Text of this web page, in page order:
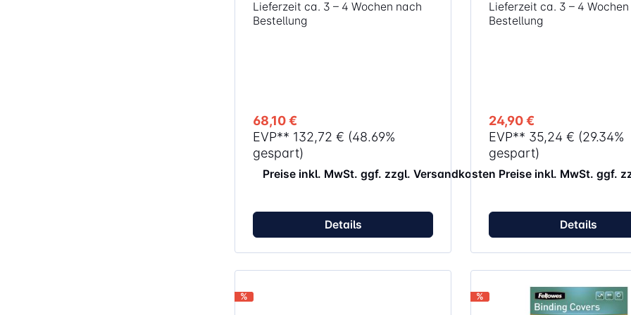
akkurate Ausrichtung der Dokumente
Innovative Dokument- und
Lieferzeit ca. 3 – 4 Wochen nach
Bestellung
68,10 €
EVP** 132,72 € (48.69%
gespart)
Preise inkl. MwSt. ggf. zzgl. Versandkosten
Details
Leichtes/mittelschweres 300
starkes A4 PVC Deckblatt 100 Stück
Lieferzeit ca. 3 – 4
Bestellung
24,90 €
EVP** 35,24 € (29.34%
gespart)
Preise inkl. MwSt. ggf.
Details
% %